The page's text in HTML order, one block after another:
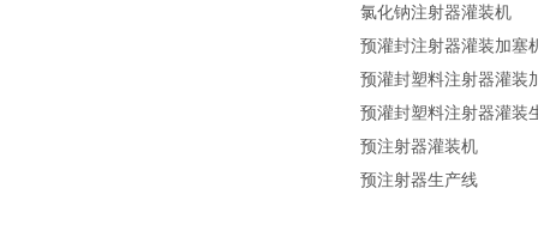
氯化钠注射器灌装机
预灌封注射器灌装加塞
预灌封塑料注射器灌装
预灌封塑料注射器灌装
预注射器灌装机
预注射器生产线